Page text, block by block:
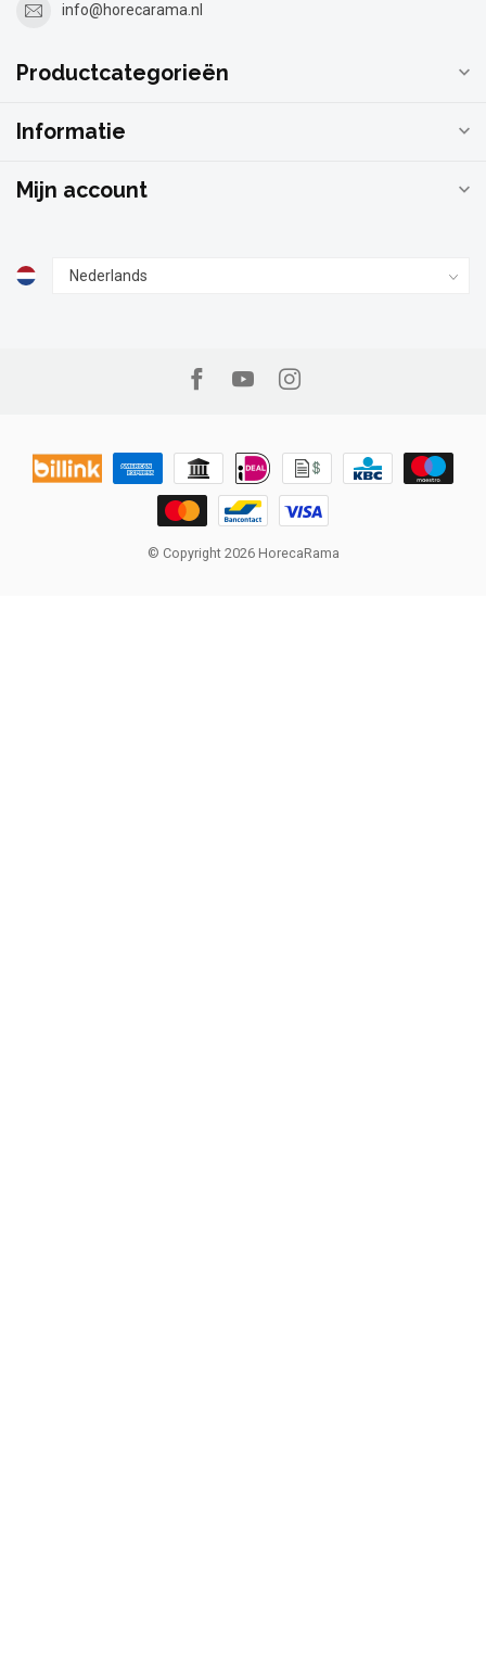
info@horecarama.nl
Productcategorieën
Informatie
Mijn account
© Copyright 2026 HorecaRama